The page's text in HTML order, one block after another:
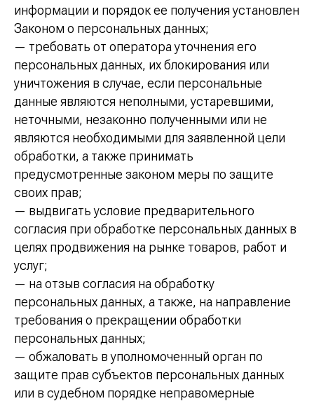
информации и порядок ее получения установлен
Законом о персональных данных;
— требовать от оператора уточнения его
персональных данных, их блокирования или
уничтожения в случае, если персональные
данные являются неполными, устаревшими,
неточными, незаконно полученными или не
являются необходимыми для заявленной цели
обработки, а также принимать
предусмотренные законом меры по защите
своих прав;
— выдвигать условие предварительного
согласия при обработке персональных данных в
целях продвижения на рынке товаров, работ и
услуг;
— на отзыв согласия на обработку
персональных данных, а также, на направление
требования о прекращении обработки
персональных данных;
— обжаловать в уполномоченный орган по
защите прав субъектов персональных данных
или в судебном порядке неправомерные